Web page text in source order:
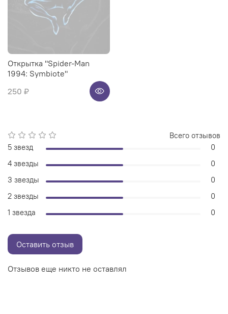
Открытка "Spider-Man
1994: Symbiote"
250 ₽
Отзывов еще никто не оставлял
Всего отзывов
5 звезд
0
4 звезды
0
3 звезды
0
2 звезды
0
1 звезда
0
Оставить отзыв